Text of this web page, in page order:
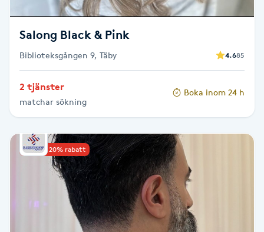
Klippning
Klippning & Slingor
Koppningsmassage
Kosmetisk tatuering
Salong Black & Pink
Biblioteksgången 9, Täby 4.685
2 tjänster
matchar sökning
Boka inom 24 h
Upp till 20% rabatt